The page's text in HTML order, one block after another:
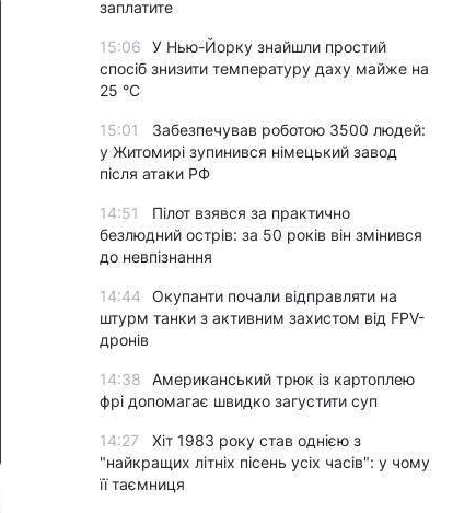
заплатите
15:06
У Нью-Йорку знайшли простий
спосіб знизити температуру даху майже на
25 °C
15:01
Забезпечував роботою 3500 людей:
у Житомирі зупинився німецький завод
після атаки РФ
14:51
Пілот взявся за практично
безлюдний острів: за 50 років він змінився
до невпізнання
14:44
Окупанти почали відправляти на
штурм танки з активним захистом від FPV-
дронів
14:38
Американський трюк із картоплею
фрі допомагає швидко загустити суп
14:27
Хіт 1983 року став однією з
"найкращих літніх пісень усіх часів": у чому
її таємниця